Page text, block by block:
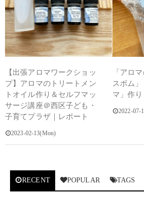
【出張アロマワークショッ
プ】アロマのトリートメン
トオイル作り＆セルフマッ
サージ講座＠西区子ども・
子育てプラザ｜レポート
2023-02-13(Mon)
「アロ
スボム
マ」作り
2022-07-
RECENT POPULAR TAGS